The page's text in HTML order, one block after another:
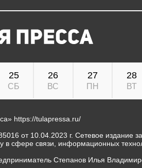
25
СБ
26
ВС
27
ПН
28
ВТ
https://tulapressa.ru/
от 10.04.2023 г. Сетевое издание
в сфере связи, информационных
Степанов Илья